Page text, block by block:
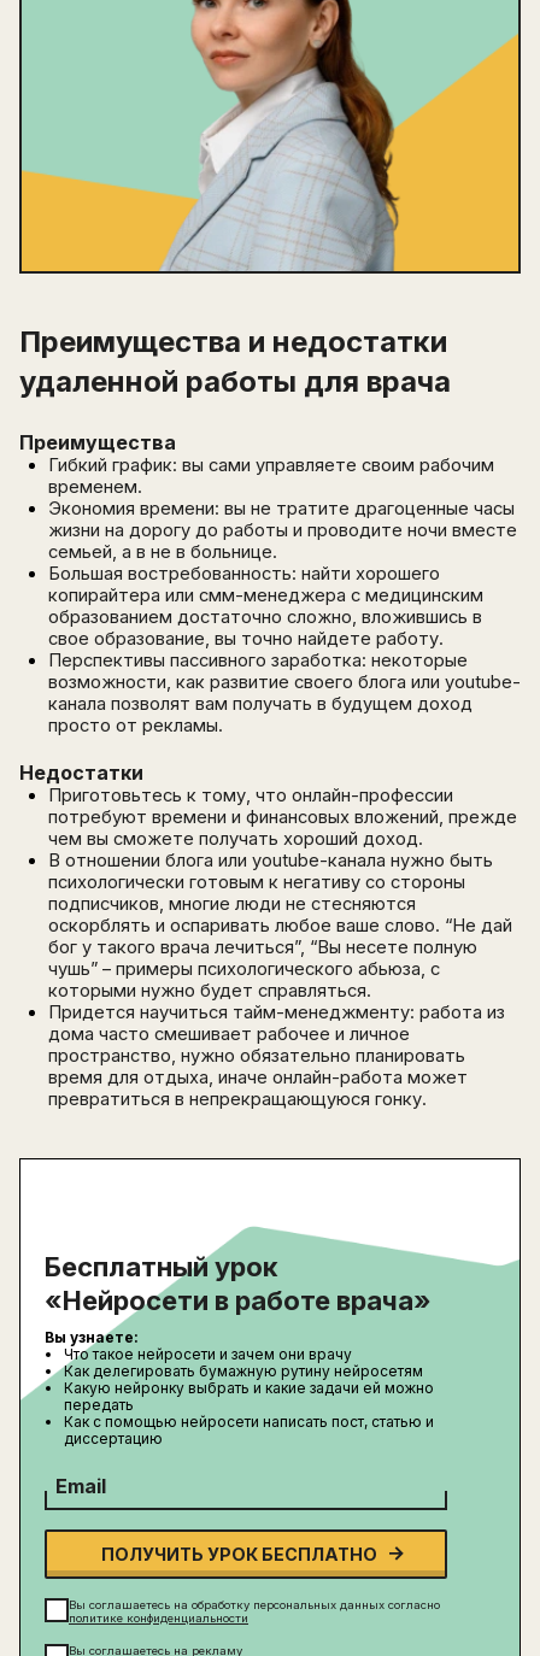
Преимущества и недостатки
удаленной работы для врача
Преимущества
Гибкий график: вы сами управляете своим рабочим
временем.
Экономия времени: вы не тратите драгоценные часы
жизни на дорогу до работы и проводите ночи вместе
семьей, а в не в больнице.
Большая востребованность: найти хорошего
копирайтера или смм-менеджера с медицинским
образованием достаточно сложно, вложившись в
свое образование, вы точно найдете работу.
Перспективы пассивного заработка: некоторые
возможности, как развитие своего блога или youtube-
канала позволят вам получать в будущем доход
просто от рекламы.
Недостатки
Приготовьтесь к тому, что онлайн-профессии
потребуют времени и финансовых вложений, прежде
чем вы сможете получать хороший доход.
В отношении блога или youtube-канала нужно быть
психологически готовым к негативу со стороны
подписчиков, многие люди не стесняются
оскорблять и оспаривать любое ваше слово. “Не дай
бог у такого врача лечиться”, “Вы несете полную
чушь” – примеры психологического абьюза, с
которыми нужно будет справляться.
Придется научиться тайм-менеджменту: работа из
дома часто смешивает рабочее и личное
пространство, нужно обязательно планировать
время для отдыха, иначе онлайн-работа может
превратиться в непрекращающуюся гонку.
Бесплатный урок
«Нейросети в работе врача»
Вы узнаете:
Что такое нейросети и зачем они врачу
Как делегировать бумажную рутину нейросетям
Какую нейронку выбрать и какие задачи ей можно
передать
Как с помощью нейросети написать пост, статью и
диссертацию
Email
ПОЛУЧИТЬ УРОК БЕСПЛАТНО
Вы соглашаетесь на обработку персональных данных согласно
политике конфиденциальности
Вы соглашаетесь на рекламу